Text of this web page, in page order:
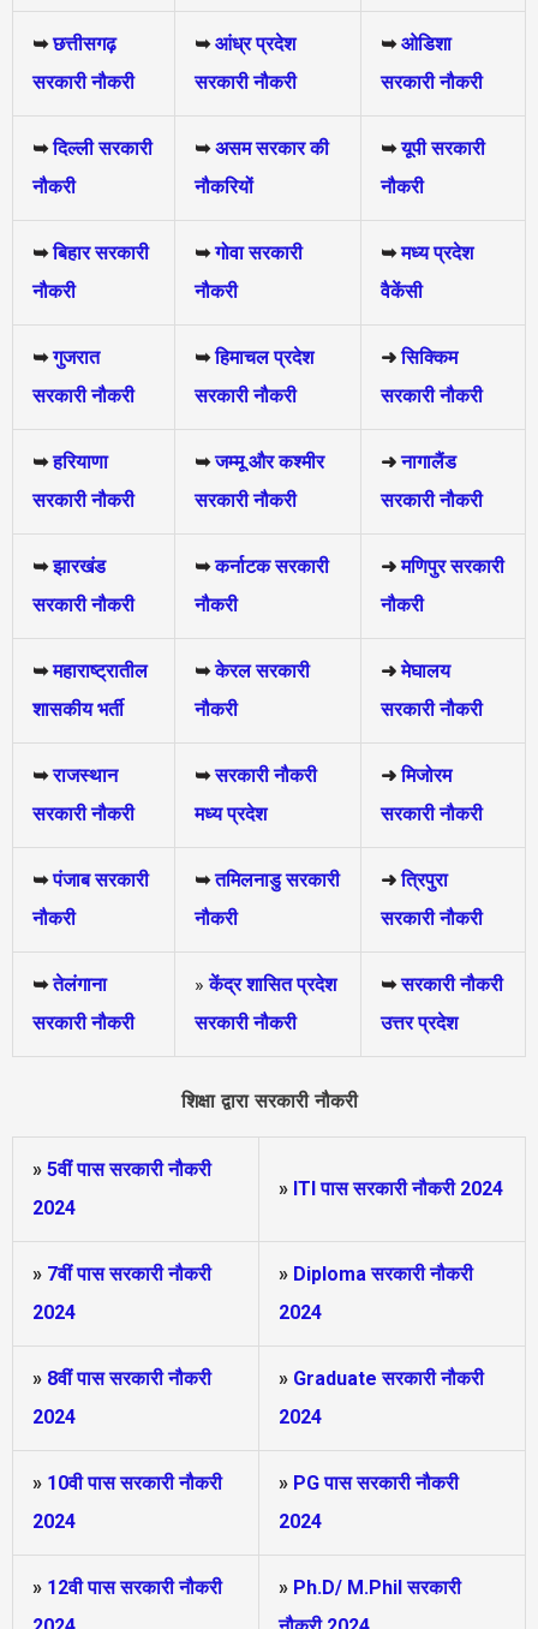
➥ छत्तीसगढ़
सरकारी नौकरी
➥आंध्र प्रदेश
सरकारी नौकरी
➥ ओडिशा
सरकारी नौकरी
➥ दिल्ली सरकारी
नौकरी
➥असम सरकार की
नौकरियों
➥ यूपी सरकारी
नौकरी
➥बिहार सरकारी
नौकरी
➥गोवा सरकारी
नौकरी
➥ मध्य प्रदेश
वैकेंसी
➥ गुजरात
सरकारी नौकरी
➥हिमाचल प्रदेश
सरकारी नौकरी
➜ सिक्किम
सरकारी नौकरी
➥हरियाणा
सरकारी नौकरी
➥जम्मू और कश्मीर
सरकारी नौकरी
➜ नागालैंड
सरकारी नौकरी
➥ झारखंड
सरकारी नौकरी
➥ कर्नाटक सरकारी
नौकरी
➜ मणिपुर सरकारी
नौकरी
➥ महाराष्ट्रातील
शासकीय भर्ती
➥ केरल सरकारी
नौकरी
➜ मेघालय
सरकारी नौकरी
➥ राजस्थान
सरकारी नौकरी
➥सरकारी नौकरी
मध्य प्रदेश
➜मिजोरम
सरकारी नौकरी
➥ पंजाब सरकारी
नौकरी
➥ तमिलनाडु सरकारी
नौकरी
➜ त्रिपुरा
सरकारी नौकरी
➥तेलंगाना
सरकारी नौकरी
»केंद्र शासित प्रदेश
सरकारी नौकरी
➥ सरकारी नौकरी
उत्तर प्रदेश
शिक्षा द्वारा सरकारी नौकरी
» 5वीं पास सरकारी नौकरी
2024
» ITI पास सरकारी नौकरी 2024
» 7वीं पास सरकारी नौकरी
2024
» Diploma सरकारी नौकरी
2024
» 8वीं पास सरकारी नौकरी
2024
» Graduate सरकारी नौकरी
2024
» 10वी पास सरकारी नौकरी
2024
» PG पास सरकारी नौकरी
2024
» 12वी पास सरकारी नौकरी
» Ph.D/ M.Phil सरकारी